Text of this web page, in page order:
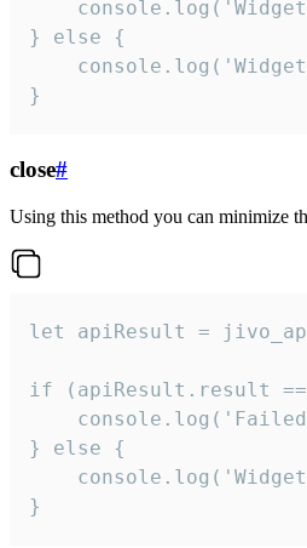
} else {
}
close#
Using this method you can minimize
let apiResult =
if (apiResult.result
} else {
}